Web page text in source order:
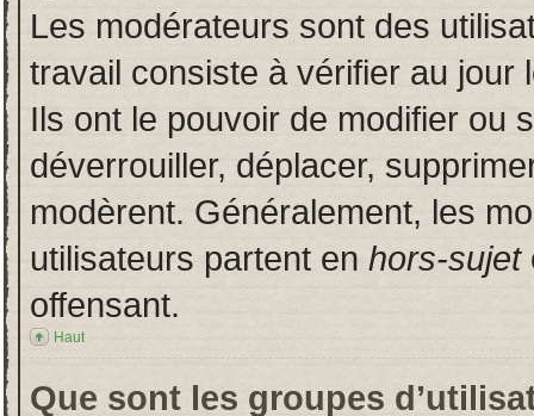
Les modérateurs sont des
travail consiste à vérifier au jour
Ils ont le pouvoir de modifier ou
déverrouiller, déplacer,
modèrent. Généralement, les
utilisateurs partent en hors-sujet
offensant.
Haut
Que sont les groupes